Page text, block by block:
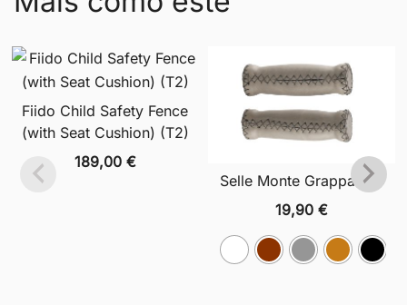
Fiido Child Safety Fence
(with Seat Cushion) (T2)
189,00 €
Selle Monte Grappa 014
19,90€